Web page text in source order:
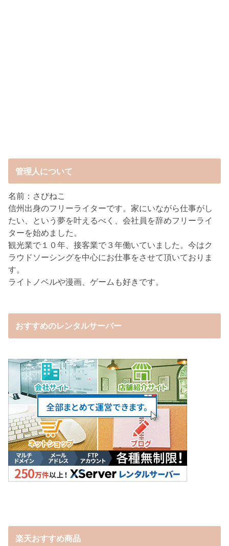
管理人について
名前：さびねこ
信州出身のフリーライターです。家にいながら仕事がし
たい、という夢を叶えるべく、会社員を辞めフリーライ
ターを始めました。
観光業で１０年、接客業で３年働いていました。今はク
ラウドソーシングを中心にお仕事をさせて頂いておりま
す。
ライトノベルや漫画、ゲームも好きです。
おすすめのレンタルサーバー
楽天おすすめ商品